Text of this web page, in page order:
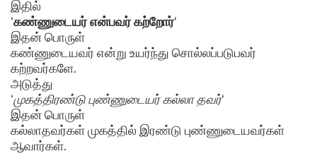
இதில்
‘கண்ணுடையர் என்பவர் கற்றோர்‘
இதன் பொருள்
கண்ணுடையவர் என்று உயர்ந்து சொல்லப்படுபவர்
கற்றவர்களே.
அடுத்து
‘முகத்திரண்டு புண்ணுடையர் கல்லா தவர்‘
இதன் பொருள்
கல்லாதவர்கள் முகத்தில் இரண்டு புண்ணுடையவர்கள்
ஆவார்கள்.